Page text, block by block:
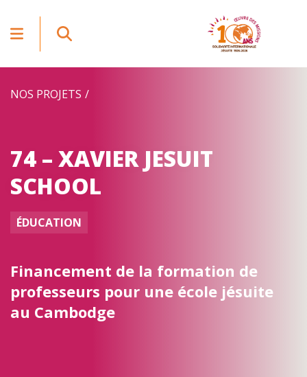
NOS PROJETS
74 – XAVIER JESUIT
SCHOOL
ÉDUCATION
Financement de la formation de
professeurs pour une école jésuite
au Cambodge